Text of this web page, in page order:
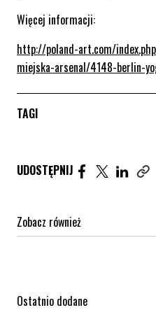
Więcej informacji:
http://poland-art.com/
miejska-arsenal/4148-berlin-
TAGI
UDOSTĘPNIJ Udostępnij
Zobacz również
Ostatnio dodane